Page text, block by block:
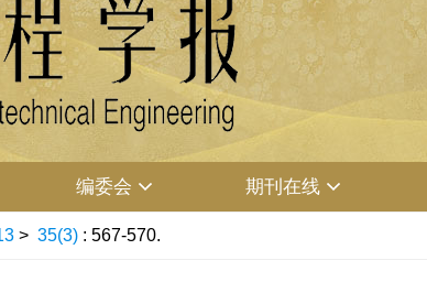
编委会 期刊在线
> 35(3) : 567-570.